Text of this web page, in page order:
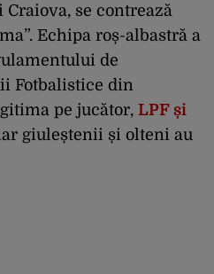
se contrează
Echipa roș-albastră a
de
Fotbalistice din
pe jucător, LPF și
giuleștenii și olteni au